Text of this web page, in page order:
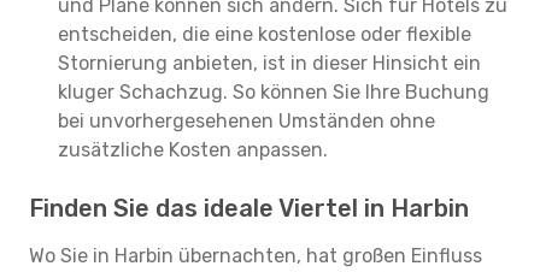
und Pläne können sich ändern. Sich für Hotels zu
entscheiden, die eine kostenlose oder flexible
Stornierung anbieten, ist in dieser Hinsicht ein
kluger Schachzug. So können Sie Ihre Buchung
bei unvorhergesehenen Umständen ohne
zusätzliche Kosten anpassen.
Finden Sie das ideale Viertel in Harbin
Wo Sie in Harbin übernachten, hat großen Einfluss